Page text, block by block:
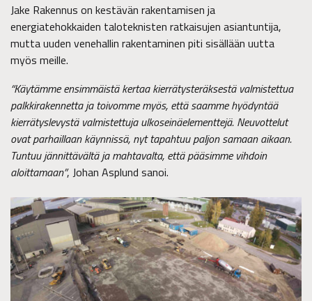
Jake Rakennus on kestävän rakentamisen ja
energiatehokkaiden taloteknisten ratkaisujen asiantuntija,
mutta uuden venehallin rakentaminen piti sisällään uutta
myös meille.
“Käytämme ensimmäistä kertaa kierrätysteräksestä valmistettua
palkkirakennetta ja toivomme myös, että saamme hyödyntää
kierrätyslevystä valmistettuja ulkoseinäelementtejä. Neuvottelut
ovat parhaillaan käynnissä, nyt tapahtuu paljon samaan aikaan.
Tuntuu jännittävältä ja mahtavalta, että pääsimme vihdoin
aloittamaan”, Johan Asplund sanoi.